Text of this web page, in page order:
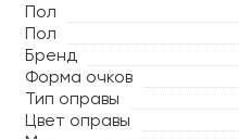
Пол
Пол
Бренд
Форма очков
Тип оправы
Цвет оправы